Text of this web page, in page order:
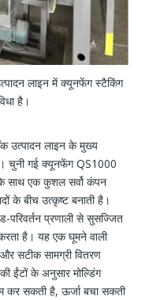
लाइन में क्यूनफेंग स्टैकिंग
है।
उत्पादन लाइन के मुख्य
चुनी गई क्यूनफेंग QS1000
साथ एक कुशल सर्वो कंपन
के बीच उत्कृष्ट बनाती है।
प्रणाली से सुसज्जित
है। यह एक घूमने वाली
सटीक सामग्री वितरण
ईंटों के अनुसार मोल्डिंग
कर सकती है, ऊर्जा बचा सकती